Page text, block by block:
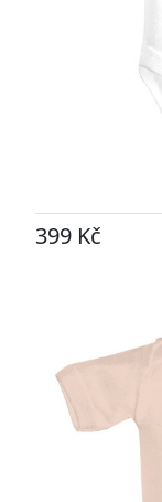
399 Kč